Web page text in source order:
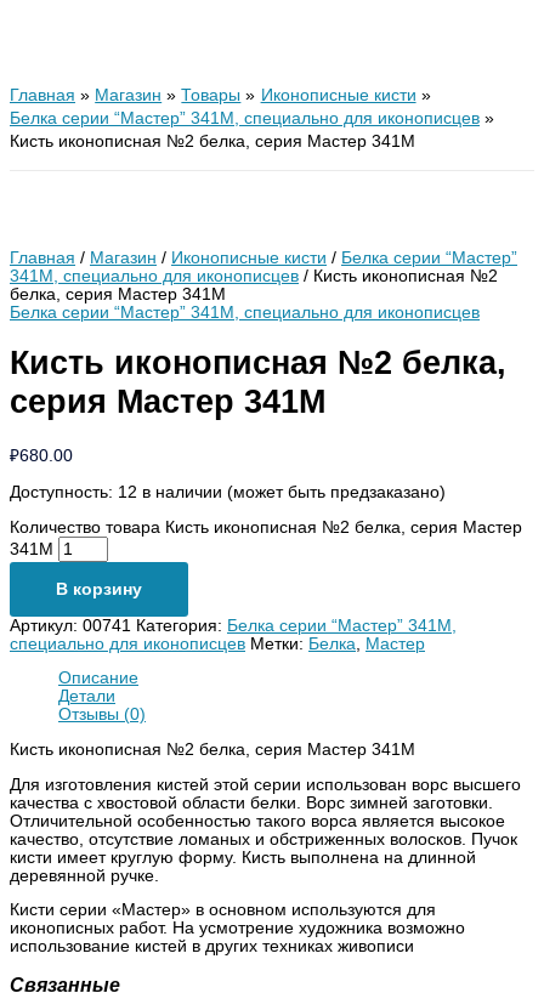
Главная Магазин Товары
Иконописные кисти
Белка серии “Мастер” 341М, специально для иконописцев
Кисть иконописная №2 белка, серия Мастер 341M
Главная / Магазин / Иконописные кисти / Белка серии “Мастер”
341М, специально для иконописцев / Кисть иконописная №2
белка, серия Мастер 341M
Белка серии “Мастер” 341М, специально для иконописцев
Кисть иконописная №2 белка,
серия Мастер 341M
₽680.00
Доступность: 12 в наличии (может быть предзаказано)
Количество товара Кисть иконописная №2 белка, серия Мастер
341M
В корзину
Артикул: 00741 Категория: Белка серии “Мастер” 341М,
специально для иконописцев Метки: Белка
Мастер
Описание
Детали
Отзывы (0)
Кисть иконописная №2 белка, серия Мастер 341M
Для изготовления кистей этой серии использован ворс высшего
качества с хвостовой области белки. Ворс зимней заготовки.
Отличительной особенностью такого ворса является высокое
качество, отсутствие ломаных и обстриженных волосков. Пучок
кисти имеет круглую форму. Кисть выполнена на длинной
деревянной ручке.
Кисти серии «Мастер» в основном используются для
иконописных работ. На усмотрение художника возможно
использование кистей в других техниках живописи
Связанные